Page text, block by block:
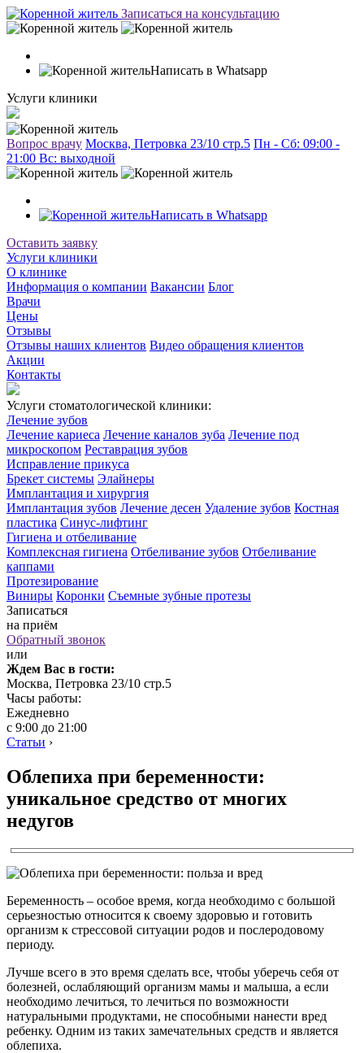
Записаться на консультацию
Написать в Whatsapp
Услуги клиники
Вопрос врачу Москва, Петровка 23/10 стр.5 Пн - Сб: 09:00 -
21:00 Вc: выходной
Написать в Whatsapp
Оставить заявку
Услуги клиники
О клинике
Информация о компании Вакансии Блог
Врачи
Цены
Отзывы
Отзывы наших клиентов Видео обращения клиентов
Акции
Контакты
Услуги стоматологической клиники:
Лечение зубов
Лечение кариеса Лечение каналов зуба Лечение под
микроскопом Реставрация зубов
Исправление прикуса
Брекет системы Элайнеры
Имплантация и хирургия
Имплантация зубов Лечение десен Удаление зубов Костная
пластика Синус-лифтинг
Гигиена и отбеливание
Комплексная гигиена Отбеливание зубов Отбеливание
каппами
Протезирование
Виниры Коронки Съемные зубные протезы
Записаться
на приём
Обратный звонок
или
Ждем Вас в гости:
Москва, Петровка 23/10 стр.5
Часы работы:
Ежедневно
с 9:00 до 21:00
Статьи ›
Облепиха при беременности:
уникальное средство от многих
недугов
Беременность – особое время, когда необходимо с большой
серьезностью относится к своему здоровью и готовить
организм к стрессовой ситуации родов и послеродовому
периоду.
Лучше всего в это время сделать все, чтобы уберечь себя от
болезней, ослабляющий организм мамы и малыша, а если
необходимо лечиться, то лечиться по возможности
натуральными продуктами, не способными нанести вред
ребенку. Одним из таких замечательных средств и является
облепиха.